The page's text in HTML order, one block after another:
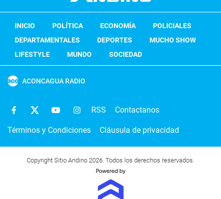
INICIO POLÍTICA ECONOMÍA
POLICIALES
DEPARTAMENTALES
DEPORTES
MUCHO SHOW
LIFESTYLE
MUNDO SOCIEDAD
ACONCAGUA RADIO
RSS Contactanos
Términos y Condiciones Cláusula de privacidad
Copyright Sitio Andino 2026. Todos los derechos reservados.